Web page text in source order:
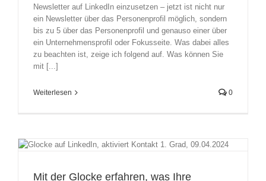
Newsletter auf LinkedIn einzusetzen – jetzt ist nicht nur
ein Newsletter über das Personenprofil möglich, sondern
bis zu 5 über das Personenprofil und genauso einer über
ein Unternehmensprofil oder Fokusseite. Was dabei alles
zu beachten ist, zeige ich folgend auf. Was können Sie
mit [...]
Weiterlesen 0
Mit der Glocke erfahren, was Ihre